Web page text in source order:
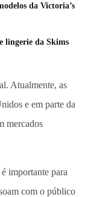
da Victoria’s
lingerie da Skims
Atualmente, as
e em parte da
mercados
importante para
com o público